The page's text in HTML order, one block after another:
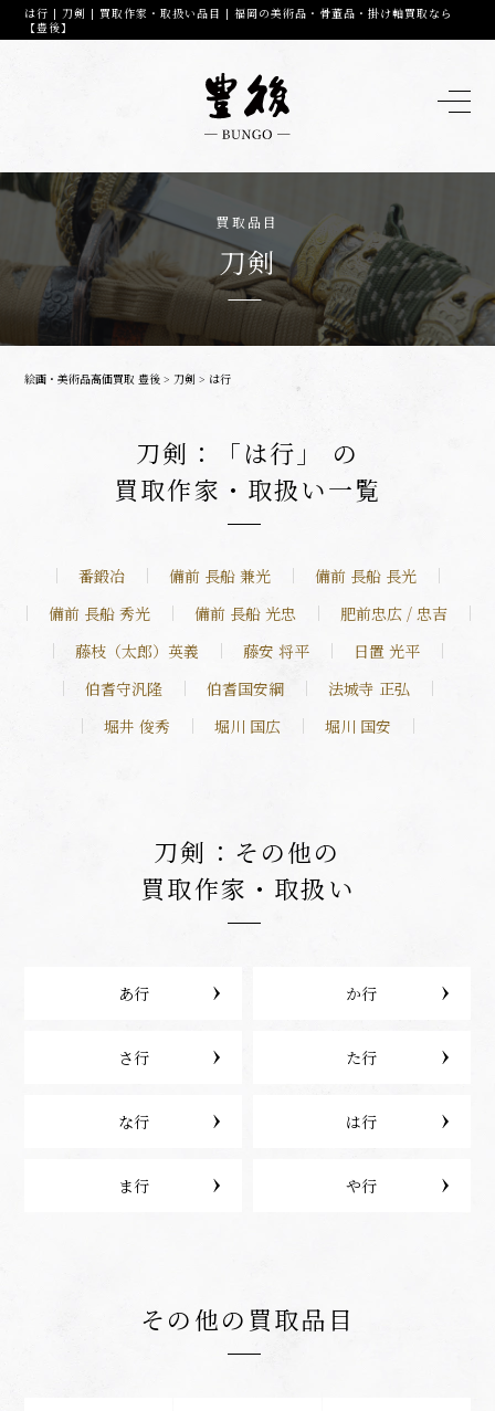
は行 | 刀剣 | 買取作家・取扱い品目 | 福岡の美術品・骨董品・掛け軸買取なら
【豊後】
買取品目
刀剣
絵画・美術品高価買取 豊後 > 刀剣 > は行
刀剣：「は行」 の
買取作家・取扱い一覧
番鍛冶 備前 長船 兼光
備前 長船 長光
備前 長船 秀光
備前 長船 光忠
肥前忠広 / 忠吉
藤枝（太郎）英義
藤安 将平
日置 光平
伯耆守汎隆
伯耆国安綱
法城寺 正弘
堀井 俊秀
堀川 国広 堀川 国安
刀剣：その他の
買取作家・取扱い
あ行 か行
さ行 た行
な行 は行
ま行 や行
その他の買取品目